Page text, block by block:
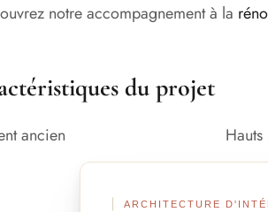
notre accompagnement à la
du projet
ancien
ARCHITECTURE